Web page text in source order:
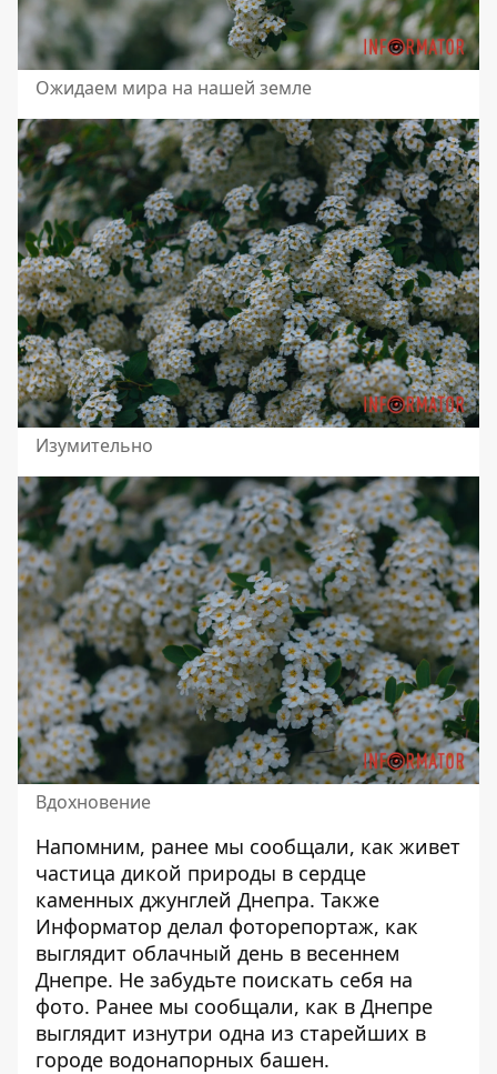
Ожидаем мира на нашей земле
Изумительно
Вдохновение
Напомним, ранее мы сообщали, как живет
частица дикой природы в сердце
каменных джунглей Днепра. Также
Информатор делал фоторепортаж, как
выглядит облачный день в весеннем
Днепре. Не забудьте поискать себя на
фото. Ранее мы сообщали, как в Днепре
выглядит изнутри одна из старейших в
городе водонапорных башен.